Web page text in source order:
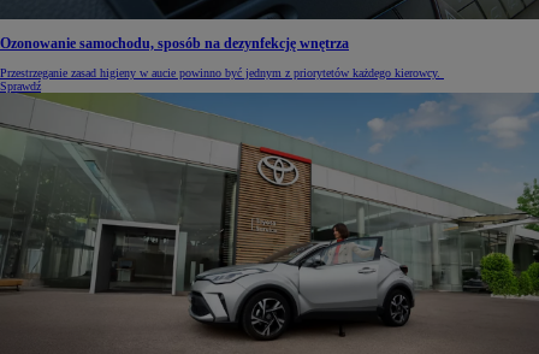
Ozonowanie samochodu, sposób na dezynfekcję wnętrza
Przestrzeganie zasad higieny w aucie powinno być jednym z priorytetów każdego kierowcy.
Sprawdź